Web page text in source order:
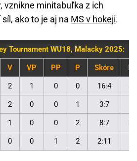
vznikne minitabuľka z ich
ako to je aj na MS v hokeji.
Tournament WU18, Malacky 2025:
V VP PP P Skóre B
2 1 0 0 16:4 8
2 0 0 1 3:7
1 0 0 2 8:7 3
0 0 1 2 2:11